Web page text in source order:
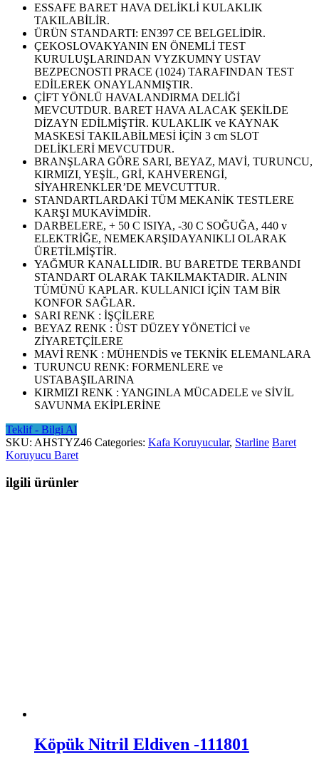
ESSAFE BARET HAVA DELİKLİ KULAKLIK
TAKILABİLİR.
ÜRÜN STANDARTI: EN397 CE BELGELİDİR.
ÇEKOSLOVAKYANIN EN ÖNEMLİ TEST
KURULUŞLARINDAN VYZKUMNY USTAV
BEZPECNOSTI PRACE (1024) TARAFINDAN TEST
EDİLEREK ONAYLANMIŞTIR.
ÇİFT YÖNLÜ HAVALANDIRMA DELİĞİ
MEVCUTDUR. BARET HAVA ALACAK ŞEKİLDE
DİZAYN EDİLMİŞTİR. KULAKLIK ve KAYNAK
MASKESİ TAKILABİLMESİ İÇİN 3 cm SLOT
DELİKLERİ MEVCUTDUR.
BRANŞLARA GÖRE SARI, BEYAZ, MAVİ, TURUNCU,
KIRMIZI, YEŞİL, GRİ, KAHVERENGİ,
SİYAHRENKLER’DE MEVCUTTUR.
STANDARTLARDAKİ TÜM MEKANİK TESTLERE
KARŞI MUKAVİMDİR.
DARBELERE, + 50 C ISIYA, -30 C SOĞUĞA, 440 v
ELEKTRİĞE, NEMEKARŞIDAYANIKLI OLARAK
ÜRETİLMİŞTİR.
YAĞMUR KANALLIDIR. BU BARETDE TERBANDI
STANDART OLARAK TAKILMAKTADIR. ALNIN
TÜMÜNÜ KAPLAR. KULLANICI İÇİN TAM BİR
KONFOR SAĞLAR.
SARI RENK : İŞÇİLERE
BEYAZ RENK : ÜST DÜZEY YÖNETİCİ ve
ZİYARETÇİLERE
MAVİ RENK : MÜHENDİS ve TEKNİK ELEMANLARA
TURUNCU RENK: FORMENLERE ve
USTABAŞILARINA
KIRMIZI RENK : YANGINLA MÜCADELE ve SİVİL
SAVUNMA EKİPLERİNE
Teklif - Bilgi Al
SKU: AHSTYZ46 Categories: Kafa Koruyucular, Starline Baret
Koruyucu Baret
ilgili ürünler
Köpük Nitril Eldiven -111801